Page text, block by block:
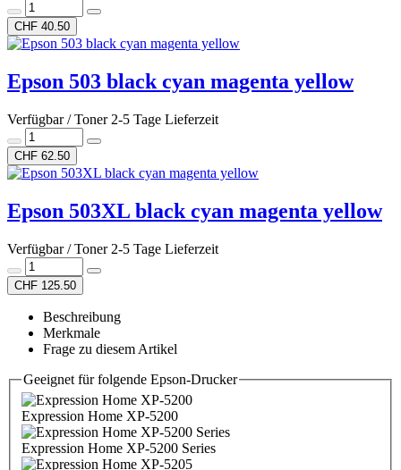
CHF 40.50
Epson 503 black cyan magenta yellow
Verfügbar / Toner 2-5 Tage Lieferzeit
CHF 62.50
Epson 503XL black cyan magenta yellow
Verfügbar / Toner 2-5 Tage Lieferzeit
CHF 125.50
Beschreibung
Merkmale
Frage zu diesem Artikel
Geeignet für folgende Epson-Drucker
Expression Home XP-5200
Expression Home XP-5200 Series